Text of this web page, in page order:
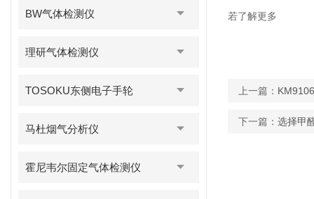
BW气体检测仪
理研气体检测仪
TOSOKU东侧电子手轮
马杜烟气分析仪
霍尼韦尔固定气体检测仪
若了解更多
上一篇：
下一篇： 选择甲